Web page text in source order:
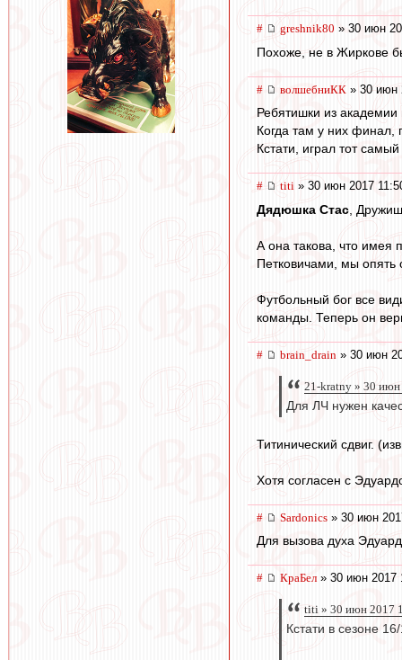
# greshnik80 » 30 июн
Похоже, не в Жиркове
# волшебниКК » 30 июн
Ребятишки из
Когда там у них финал,
Кстати, играл тот
# titi » 30 июн 2017
Дядюшка Стас ,
А она такова, что имея
Петковичами, мы опять
Футбольный бог все
команды. Теперь он
# brain_drain » 30 июн
21-kratny » 30
Для ЛЧ нужен
Титинический сдвиг.
Хотя согласен с
# Sardonics » 30 июн
Для вызова духа
# КраБел » 30 июн 2017
titi » 30 июн 2017
Кстати в сезоне